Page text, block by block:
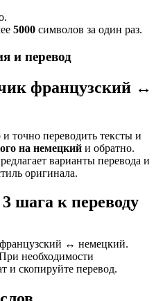
5000 символов за один раз.
и перевод
французский ↔
точно переводить тексты и
на немецкий и обратно.
варианты перевода и
оригинала.
шага к переводу
↔ немецкий.
необходимости
и скопируйте перевод.